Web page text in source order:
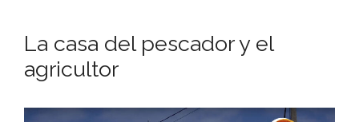
La casa del pescador y el
agricultor